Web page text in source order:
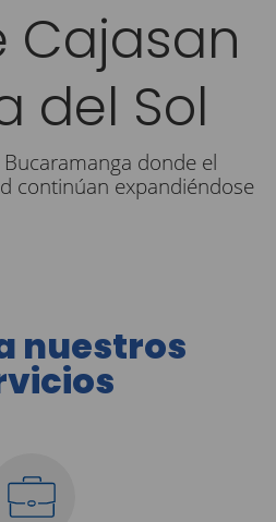
Cajasan
del Sol
donde el
continúan expandiéndose
nuestros